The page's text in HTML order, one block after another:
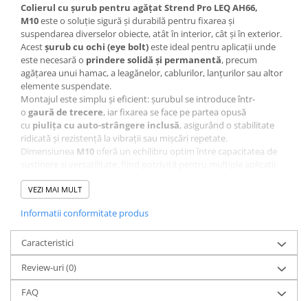
Colierul cu șurub pentru agățat Strend Pro LEQ AH66,
M10este o soluție sigură și durabilă pentru fixarea și
suspendarea diverselor obiecte, atât în interior, cât și în exterior.
Acestșurub cu ochi (eye bolt)este ideal pentru aplicații unde
este necesară o prindere solidă și permanentă, precum
agățarea unui hamac, a leagănelor, cablurilor, lanțurilor sau altor
elemente suspendate.
Montajul este simplu și eficient: șurubul se introduce într-
o gaură de trecere, iar fixarea se face pe partea opusă
cu piulița cu auto-strângere inclusă, asigurând o stabilitate
ridicată și rezistență la vibrații sau mișcări repetate.
Dimensiunea M10 oferă un echilibru optim între capacitatea de
casnice, hobby sau semi-profesionale.
Construcția robustă din metal și designul funcțional fac din acest
undesiguranța și durabilitatea sunt esențiale
VEZI MAI MULT
Informatii conformitate produs
Caracteristici
Review-uri(0)
FAQ